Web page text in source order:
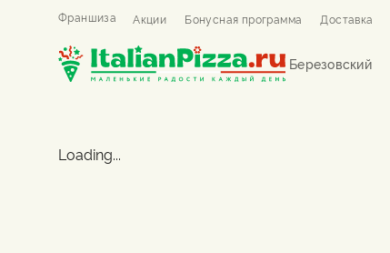
Франшиза Акции Бонусная программа Доставка
Березовский
Loading...